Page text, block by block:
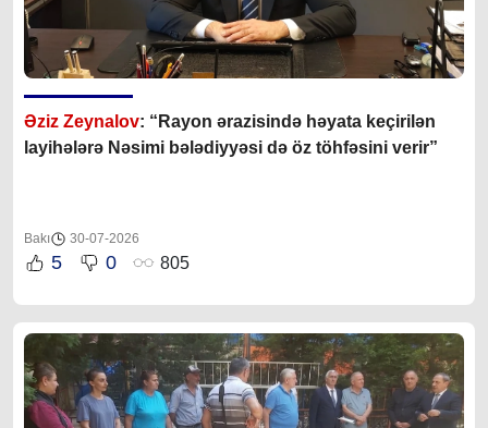
Əziz Zeynalov: “Rayon ərazisində həyata keçirilən
layihələrə Nəsimi bələdiyyəsi də öz töhfəsini verir”
Bakı 30-07-2026
5 0 805